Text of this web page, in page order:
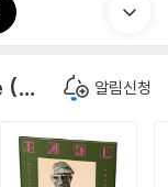
Mark Pritchard & Thom Yorke (마크 프리처드 & 톰 요크) - Tall Tales 알림신청